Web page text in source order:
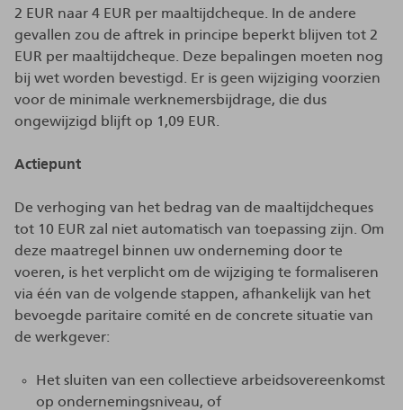
2 EUR naar 4 EUR per maaltijdcheque. In de andere
gevallen zou de aftrek in principe beperkt blijven tot 2
EUR per maaltijdcheque. Deze bepalingen moeten nog
bij wet worden bevestigd. Er is geen wijziging voorzien
voor de minimale werknemersbijdrage, die dus
ongewijzigd blijft op 1,09 EUR.
Actiepunt
De verhoging van het bedrag van de maaltijdcheques
tot 10 EUR zal niet automatisch van toepassing zijn. Om
deze maatregel binnen uw onderneming door te
voeren, is het verplicht om de wijziging te formaliseren
via één van de volgende stappen, afhankelijk van het
bevoegde paritaire comité en de concrete situatie van
de werkgever:
Het sluiten van een collectieve arbeidsovereenkomst
op ondernemingsniveau, of